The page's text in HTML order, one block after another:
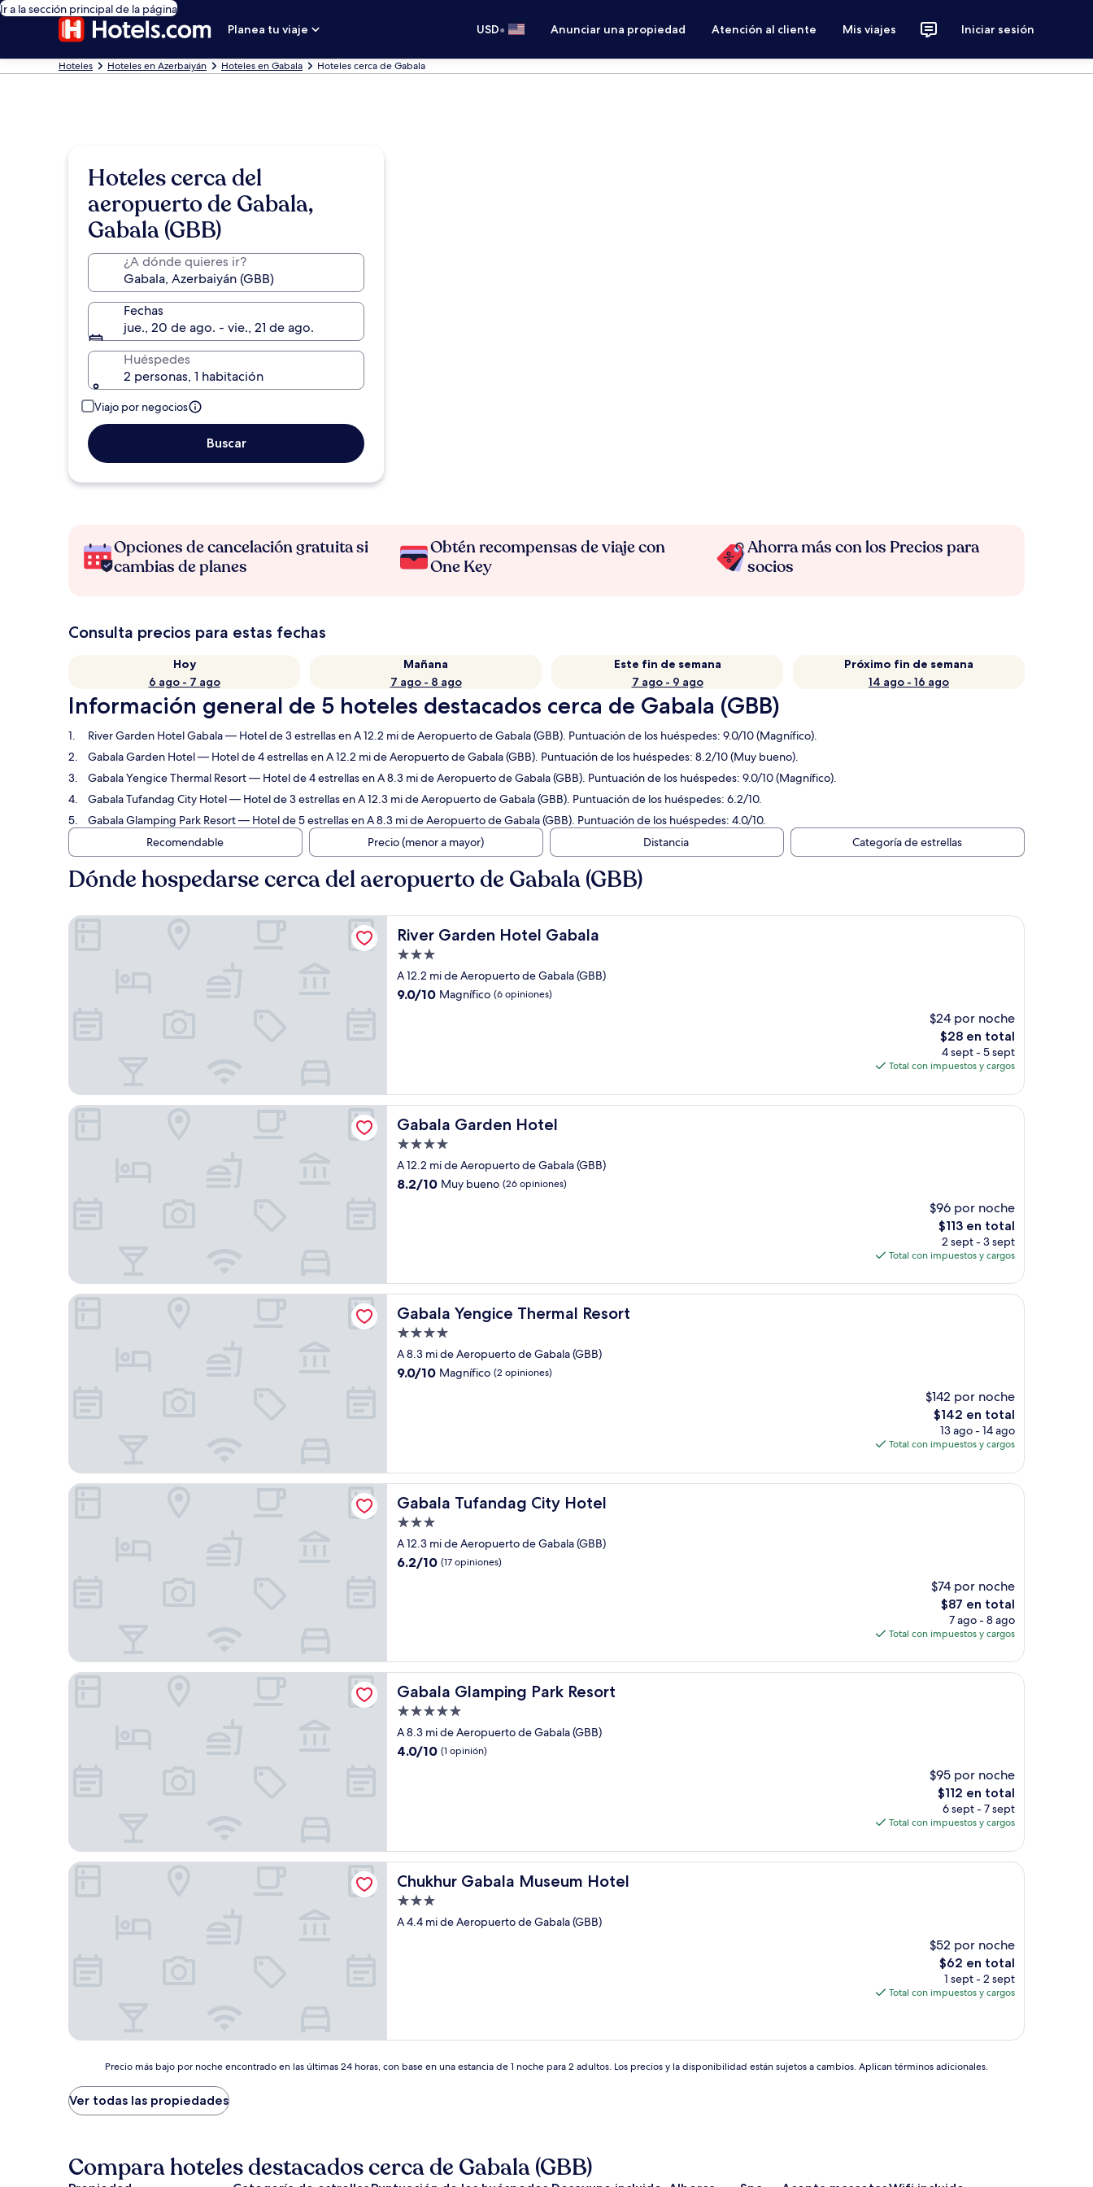
Ir a la sección principal de la página
Planea tu viaje
USD• Anunciar una propiedad Atención al cliente Mis viajes Iniciar sesión
Hoteles Hoteles en Azerbaiyán Hoteles en Gabala Hoteles cerca de Gabala
Hoteles cerca del
aeropuerto de Gabala,
Gabala (GBB)
¿A dónde quieres ir?
Fechas
jue., 20 de ago. - vie., 21 de ago.
Huéspedes
2 personas, 1 habitación
Viajo por negocios
Buscar
Opciones de cancelación gratuita si
cambias de planes
Obtén recompensas de viaje con
One Key
Ahorra más con los Precios para
socios
Consulta precios para estas fechas
Hoy
6 ago - 7 ago
Mañana
7 ago - 8 ago
Este fin de semana
7 ago - 9 ago
Próximo fin de semana
14 ago - 16 ago
Información general de 5 hoteles destacados cerca de Gabala (GBB)
River Garden Hotel Gabala— Hotel de 3 estrellas en A 12.2 mi de Aeropuerto de Gabala (GBB). Puntuación de los huéspedes: 9.0/10 (Magnífico).
Gabala Garden Hotel— Hotel de 4 estrellas en A 12.2 mi de Aeropuerto de Gabala (GBB). Puntuación de los huéspedes: 8.2/10 (Muy bueno).
Gabala Yengice Thermal Resort— Hotel de 4 estrellas en A 8.3 mi de Aeropuerto de Gabala (GBB). Puntuación de los huéspedes: 9.0/10 (Magnífico).
Gabala Tufandag City Hotel— Hotel de 3 estrellas en A 12.3 mi de Aeropuerto de Gabala (GBB). Puntuación de los huéspedes: 6.2/10.
Gabala Glamping Park Resort— Hotel de 5 estrellas en A 8.3 mi de Aeropuerto de Gabala (GBB). Puntuación de los huéspedes: 4.0/10.
Recomendable
Precio (menor a mayor) Distancia Categoría de estrellas
Dónde hospedarse cerca del aeropuerto de Gabala (GBB)
River Garden Hotel Gabala
River Garden Hotel Gabala
Propiedad
de
3.0
A 12.2 mi de Aeropuerto de Gabala (GBB)
9.0
9.0/10 Magnífico (6 opiniones)
$24 por noche
El
precio
actual
de
$28
$28 en total
4 sept - 5 sept
Total con impuestos y cargos
River Garden Hotel Gabala
Gabala Garden Hotel
Gabala Garden Hotel
Propiedad
de
4.0
estrellas
A 12.2 mi de Aeropuerto de Gabala (GBB)
8.2
8.2/10 Muy bueno (26 opiniones)
$96 por noche
El
precio
actual
de
$113
$113 en total
2 sept - 3 sept
Total con impuestos y cargos
Gabala Garden Hotel
Gabala Yengice Thermal Resort
Gabala Yengice Thermal Resort
Propiedad
de
4.0
A 8.3 mi de Aeropuerto de Gabala (GBB)
9.0
9.0/10 Magnífico (2 opiniones)
$142 por noche
El
precio
actual
de
$142
$142 en total
13 ago - 14 ago
Total con impuestos y cargos
Gabala Yengice Thermal Resort
Gabala Tufandag City Hotel
Gabala Tufandag City Hotel
Propiedad
de
3.0
estrellas
A 12.3 mi de Aeropuerto de Gabala (GBB)
6.2
6.2/10 (17 opiniones)
$74 por noche
El
precio
actual
de
$87
$87 en total
7 ago - 8 ago
Total con impuestos y cargos
Gabala Tufandag City Hotel
Gabala Glamping Park Resort
Gabala Glamping Park Resort
Propiedad
de
5.0
A 8.3 mi de Aeropuerto de Gabala (GBB)
4.0
4.0/10 (1 opinión)
$95 por noche
El
precio
actual
de
$112
$112 en total
6 sept - 7 sept
Total con impuestos y cargos
Gabala Glamping Park Resort
Chukhur Gabala Museum Hotel
Chukhur Gabala Museum Hotel
Propiedad
de
A 4.4 mi de Aeropuerto de Gabala (GBB)
$52 por noche
El
precio
actual
$62 en total
1 sept - 2 sept
Total con impuestos y cargos
Chukhur Gabala Museum Hotel
bajo
por
las
últimas
Precio más bajo por noche encontrado en las últimas 24 horas, con base en una estancia de 1 noche para 2 adultos. Los precios y la disponibilidad están sujetos a cambios. Aplican términos adicionales.
Ver todas las propiedades
Compara hoteles destacados cerca de Gabala (GBB)